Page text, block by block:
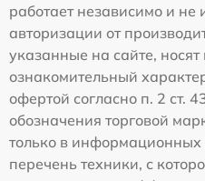
работает независимо и
авторизации от
указанные на сайте,
ознакомительный
офертой согласно п. 2 ст.
обозначения торговой
только в информационных
перечень техники, с